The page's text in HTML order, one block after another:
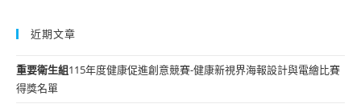
近期文章
重要衛生組115年度健康促進創意競賽-健康新視界海報設計與電繪比賽
得獎名單